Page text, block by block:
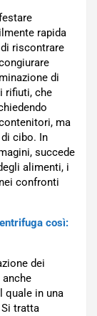
rapida
riscontrare
di
rifiuti, che
ma
cibo. In
succede
alimenti, i
confronti
così:
dei
anche
quale in una
tratta